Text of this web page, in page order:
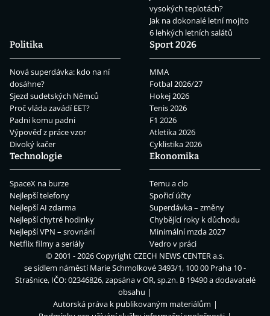
vysokých teplotách?
Jak na dokonalé letní mojito
6 lehkých letních salátů
Politika
Nová superdávka: kdo na ní
dosáhne?
Sjezd sudetských Němců
Proč vláda zavádí EET?
Padni komu padni
Výpověď z práce vzor
Divoký kačer
Sport 2026
MMA
Fotbal 2026/27
Hokej 2026
Tenis 2026
F1 2026
Atletika 2026
Cyklistika 2026
Technologie
SpaceX na burze
Nejlepší telefony
Nejlepší AI zdarma
Nejlepší chytré hodinky
Nejlepší VPN – srovnání
Netflix filmy a seriály
Ekonomika
Temu a clo
Spořicí účty
Superdávka – změny
Chybějící roky k důchodu
Minimální mzda 2027
Vedro v práci
© 2001 - 2026 CopyrightCZECH NEWS CENTER a.s.
se sídlem náměstí Marie Schmolkové 3493/1, 100 00 Praha 10 -
Strašnice, IČO: 02346826, zapsána v OR, sp.zn. B 19490 a dodavatelé
obsahu
Autorská práva k publikovaným materiálům